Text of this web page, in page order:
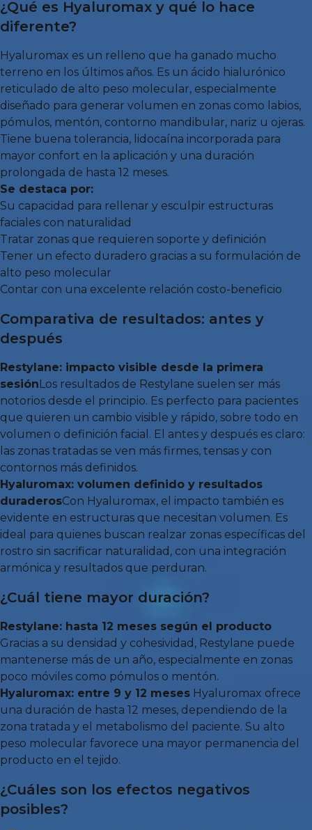
¿Qué es Hyaluromax y qué lo hace
diferente?
Hyaluromax es un relleno que ha ganado mucho
terreno en los últimos años. Es un ácido hialurónico
reticulado de alto peso molecular, especialmente
diseñado para generar volumen en zonas como labios,
pómulos, mentón, contorno mandibular, nariz u ojeras.
Tiene buena tolerancia, lidocaína incorporada para
mayor confort en la aplicación y una duración
prolongada de hasta 12 meses.
Se destaca por:
Su capacidad para rellenar y esculpir estructuras
faciales con naturalidad
Tratar zonas que requieren soporte y definición
Tener un efecto duradero gracias a su formulación de
alto peso molecular
Contar con una excelente relación costo-beneficio
Comparativa de resultados: antes y
después
Restylane: impacto visible desde la primera
sesión Los resultados de Restylane suelen ser más
notorios desde el principio. Es perfecto para pacientes
que quieren un cambio visible y rápido, sobre todo en
volumen o definición facial. El antes y después es claro:
las zonas tratadas se ven más firmes, tensas y con
contornos más definidos.
Hyaluromax: volumen definido y resultados
duraderosCon Hyaluromax, el impacto también es
evidente en estructuras que necesitan volumen. Es
ideal para quienes buscan realzar zonas específicas del
rostro sin sacrificar naturalidad, con una integración
armónica y resultados que perduran.
¿Cuál tiene mayor duración?
Restylane: hasta 12 meses según el producto
Gracias a su densidad y cohesividad, Restylane puede
mantenerse más de un año, especialmente en zonas
poco móviles como pómulos o mentón.
Hyaluromax: entre 9 y 12 meses Hyaluromax ofrece
una duración de hasta 12 meses, dependiendo de la
zona tratada y el metabolismo del paciente. Su alto
peso molecular favorece una mayor permanencia del
producto en el tejido.
¿Cuáles son los efectos negativos
posibles?